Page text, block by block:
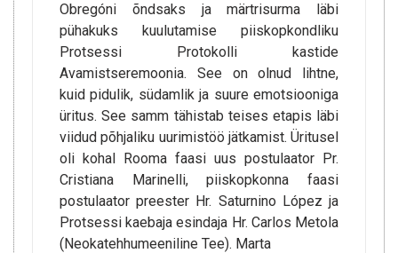
Obregóni õndsaks ja märtrisurma läbi
pühakuks kuulutamise piiskopkondliku
Protsessi Protokolli kastide
Avamistseremoonia. See on olnud lihtne,
kuid pidulik, südamlik ja suure emotsiooniga
üritus. See samm tähistab teises etapis läbi
viidud põhjaliku uurimistöö jätkamist. Üritusel
oli kohal Rooma faasi uus postulaator Pr.
Cristiana Marinelli, piiskopkonna faasi
postulaator preester Hr. Saturnino López ja
Protsessi kaebaja esindaja Hr. Carlos Metola
(Neokatehhumeeniline Tee). Marta